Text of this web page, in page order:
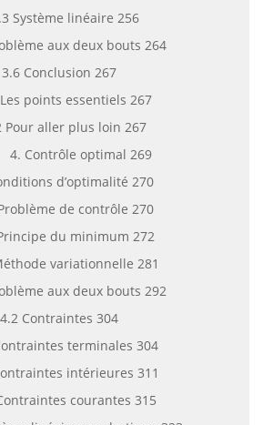
Système linéaire 256
aux deux bouts 264
3.6 Conclusion 267
points essentiels 267
Pour aller plus loin 267
4. Contrôle optimal 269
d’optimalité 270
de contrôle 270
du minimum 272
variationnelle 281
aux deux bouts 292
4.2 Contraintes 304
terminales 304
intérieures 311
courantes 315